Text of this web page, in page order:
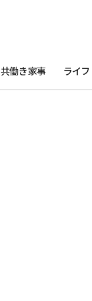
共働き家事 ライフ